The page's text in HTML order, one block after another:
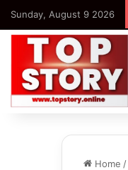
Sunday, August 9 2026
Home /